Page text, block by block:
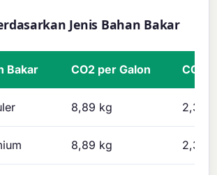
Jenis Bahan Bakar
Bakar CO2 per Galon CO2
8,89 kg 2,35
8,89 kg 2,35